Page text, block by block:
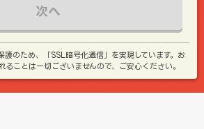
次へ
護のため、「SSL暗号化通信」を実現しています。お
ることは一切ございませんので、ご安心ください。